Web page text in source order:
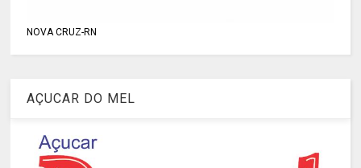
NOVA CRUZ-RN
AÇUCAR DO MEL